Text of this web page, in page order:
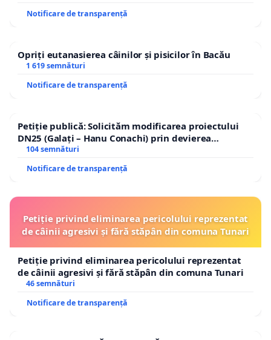
Notificare de transparență
Opriți eutanasierea câinilor și pisicilor în Bacău
1 619 semnături
Notificare de transparență
Petiție publică: Solicităm modificarea proiectului
DN25 (Galați – Hanu Conachi) prin devierea
traseului în afara localităților!
104 semnături
Notificare de transparență
Petiție privind eliminarea pericolului reprezentat
de câinii agresivi și fără stăpân din comuna Tunari
Petiție privind eliminarea pericolului reprezentat
de câinii agresivi și fără stăpân din comuna Tunari
46 semnături
Notificare de transparență